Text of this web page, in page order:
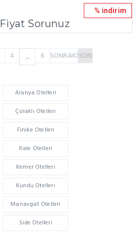
Fiyat Sorunuz
% indirim
4 ... 6 SONRAKİSON
Alanya Otelleri
Çolaklı Otelleri
Finike Otelleri
Kale Otelleri
Kemer Otelleri
Kundu Otelleri
Manavgat Otelleri
Side Otelleri